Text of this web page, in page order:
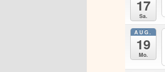
17
Sa.
AUG.
19
Mo.